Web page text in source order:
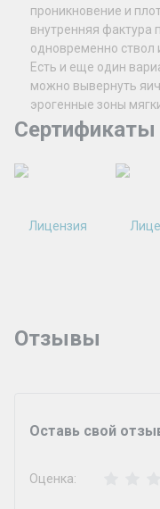
проникновение и
внутренняя фактура
одновременно ствол
Есть и еще один
можно вывернуть
эрогенные зоны
Сертификаты
Отзывы
Оставь свой
Оценка: